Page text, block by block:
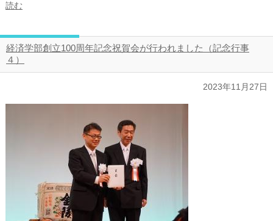
読む
経済学部創立100周年記念祝賀会が行われました（記念行事
４）
2023年11月27日